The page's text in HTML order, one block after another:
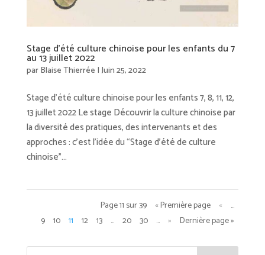
Stage d’été culture chinoise pour les enfants du 7
au 13 juillet 2022
parBlaise Thierrée |Juin 25, 2022
Stage d’été culture chinoise pour les enfants 7, 8, 11, 12,
13 juillet 2022 Le stage Découvrir la culture chinoise par
la diversité des pratiques, des intervenants et des
approches : c’est l’idée du “Stage d’été de culture
chinoise”...
Page 11 sur 39 « Première page «
…
9
10 11 12 13 … 20 30 … » Dernière page »